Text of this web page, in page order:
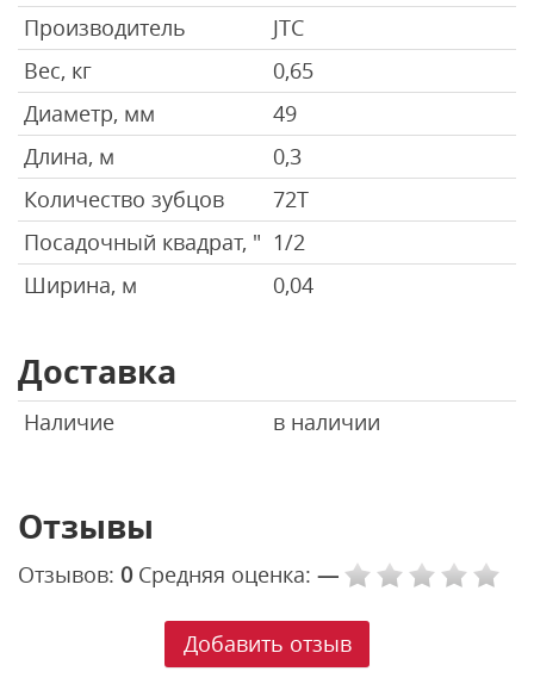
Производитель
JTC
Вес, кг
0,65
Диаметр, мм
49
Длина, м
0,3
Количество зубцов
72Т
Посадочный квадрат, " 1/2
Ширина, м
0,04
Доставка
Наличие в наличии
Отзывы
Отзывов: 0 Средняя оценка: —
Добавить отзыв